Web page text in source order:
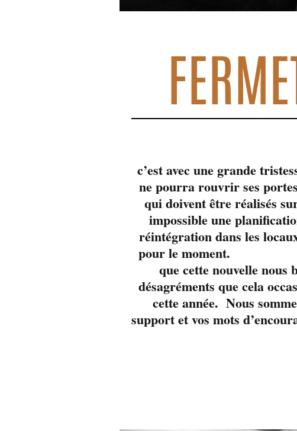
c’est avec une grande
ne pourra rouvrir ses
qui doivent être réalisés
impossible une
réintégration dans les
pour le
que cette nouvelle nous
désagréments que cela
cette année. Nous
support et vos mots